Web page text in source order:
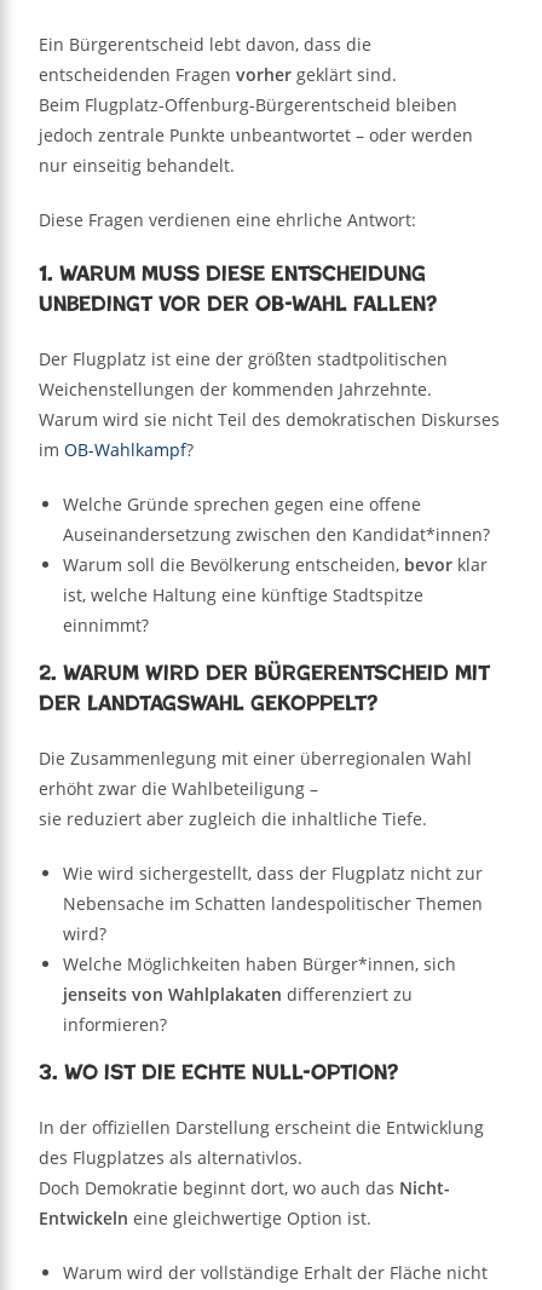
Ein Bürgerentscheid lebt davon, dass die
entscheidenden Fragenvorher geklärt sind.
Beim Flugplatz-Offenburg-Bürgerentscheid bleiben
jedoch zentrale Punkte unbeantwortet – oder werden
nur einseitig behandelt.
Diese Fragen verdienen eine ehrliche Antwort:
1. Warum muss diese Entscheidung
unbedingt vor der OB-Wahl fallen?
Der Flugplatz ist eine der größten stadtpolitischen
Weichenstellungen der kommenden Jahrzehnte.
Warum wird sie nicht Teil des demokratischen Diskurses
imOB-Wahlkampf?
Welche Gründe sprechen gegen eine offene
Auseinandersetzung zwischen den Kandidat*innen?
Warum soll die Bevölkerung entscheiden, bevor klar
ist, welche Haltung eine künftige Stadtspitze
einnimmt?
2. Warum wird der Bürgerentscheid mit
der Landtagswahl gekoppelt?
Die Zusammenlegung mit einer überregionalen Wahl
erhöht zwar die Wahlbeteiligung –
sie reduziert aber zugleich die inhaltliche Tiefe.
Wie wird sichergestellt, dass der Flugplatz nicht zur
Nebensache im Schatten landespolitischer Themen
wird?
Welche Möglichkeiten haben Bürger*innen, sich
jenseits von Wahlplakaten differenziert zu
informieren?
3. Wo ist die echte Null-Option?
In der offiziellen Darstellung erscheint die Entwicklung
des Flugplatzes als alternativlos.
Doch Demokratie beginnt dort, wo auch das Nicht-
Entwickeln eine gleichwertige Option ist.
Warum wird der vollständige Erhalt der Fläche nicht